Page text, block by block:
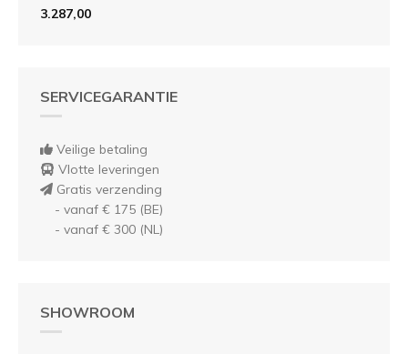
3.287,00
SERVICEGARANTIE
Veilige betaling
Vlotte leveringen
Gratis verzending
- vanaf € 175 (BE)
- vanaf € 300 (NL)
SHOWROOM